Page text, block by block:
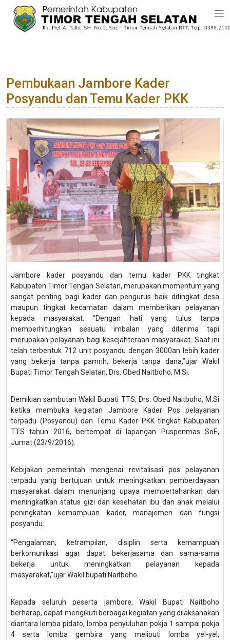
Pembukaan Jambore Kader
Posyandu dan Temu Kader PKK
Jambore kader posyandu dan temu kader PKK tingkat
Kabupaten Timor Tengah Selatan, merupakan momentum yang
sangat penting bagi kader dan pengurus baik ditingkat desa
maupun tingkat kecamatan dalam memberikan pelayanan
kepada masyarakat. “Dengan hati yang tulus tanpa
memperhitungkan sesuatu imbalan yang diterima tapi
merupakan pelayanan bagi kesejahteraan masyarakat. Saat ini
telah terbentuk 712 unit posyandu dengan 3000an lebih kader
yang bekerja tanpa pamrih, bekerja tanpa dana,”ujar Wakil
Bupati Timor Tengah Selatan, Drs. Obed Naitboho, M.Si.
Demikian sambutan Wakil Bupati TTS, Drs. Obed Naitboho, M.Si
ketika membuka kegiatan Jambore Kader Pos pelayanan
terpadu (Posyandu) dan Temu Kader PKK tingkat Kabupaten
TTS tahun 2016, bertempat di lapangan Puspenmas SoE,
Jumat (23/9/2016).
Kebijakan pemerintah mengenai revitalisasi pos pelayanan
terpadu yang bertujuan untuk meningkatkan pemberdayaan
masyarakat dalam menunjang upaya mempertahankan dan
meningkatkan status gizi dan kesehatan ibu dan anak melalui
peningkatan kemampuan kader, manajemen dan fungsi
posyandu.
“Pengalaman, ketrampilan, disiplin serta kemampuan
berkomunikasi agar dapat bekerjasama dan sama-sama
bekerja untuk meningkatkan pelayanan kepada
masyarakat,”ujar Wakil bupati Naitboho.
Kepada seluruh peserta jambore, Wakil Bupati Naitboho
berharap, dapat mengikuti berbagai kegiatan yang dilaksanakan
diantara lomba pidato, lomba penyuluhan pokja 1 sampai pokja
4 serta lomba gembira yang meliputi lomba yel-yel,